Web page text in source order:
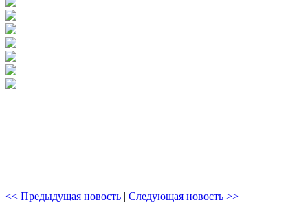
<< Предыдущая новость | Следующая новость >>